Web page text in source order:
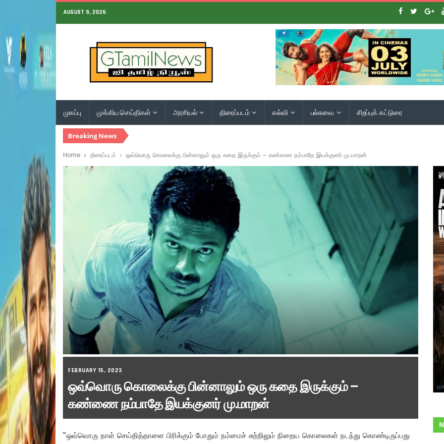
AUGUST 9, 2026
முகப்பு முக்கிய செய்திகள் அரசியல் திரைப்படம் கல்வி பல்சுவை சிறப்புக் கட்டுரை
Breaking News
Home திரைப்படம் ஒவ்வொரு கொலைக்கு பின்னாலும் ஒரு கதை இருக்கும் – கண்ணை நம்பாதே இயக்குனர் மு.மாறன்
FEBRUARY 15, 2023
ஒவ்வொரு கொலைக்கு பின்னாலும் ஒரு கதை இருக்கும் –
கண்ணை நம்பாதே இயக்குனர் மு.மாறன்
“ஒவ்வொரு நாள் செய்தித்தாளை பிரிக்கும் போதும் நம்மைச் சுற்றிலும் நிறைய கொலைகள் நடந்து கொண்டிருப்பது